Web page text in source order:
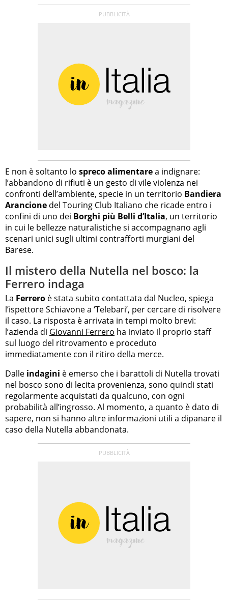
E non è soltanto lo spreco alimentarea indignare:
l’abbandono di rifiuti è un gesto di vile violenza nei
confronti dell’ambiente, specie in un territorio Bandiera
Arancione del Touring Club Italiano che ricade entro i
confini di uno dei Borghi più Belli d’Italia, un territorio
in cui le bellezze naturalistiche si accompagnano agli
scenari unici sugli ultimi contrafforti murgiani del
Barese.
Il mistero della Nutella nel bosco: la
Ferrero indaga
La Ferrero è stata subito contattata dal Nucleo, spiega
l’ispettore Schiavone a ‘Telebari’, per cercare di risolvere
il caso. La risposta è arrivata in tempi molto brevi:
l’azienda di Giovanni Ferrero ha inviato il proprio staff
sul luogo del ritrovamento e proceduto
immediatamente con il ritiro della merce.
Dalle indagini è emerso che i barattoli di Nutella trovati
nel bosco sono di lecita provenienza, sono quindi stati
regolarmente acquistati da qualcuno, con ogni
probabilità all’ingrosso. Al momento, a quanto è dato di
sapere, non si hanno altre informazioni utili a dipanare il
caso della Nutella abbandonata.